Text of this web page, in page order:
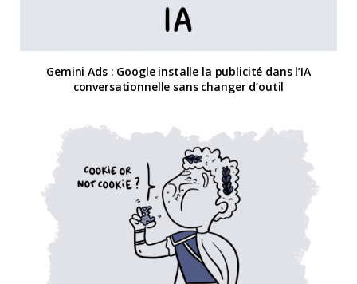
Gemini Ads : Google installe la publicité dans l’IA
conversationnelle sans changer d’outil